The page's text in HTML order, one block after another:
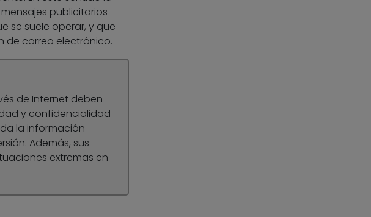
publicitarios
se suele operar, y que
de correo electrónico.
de Internet deben
y confidencialidad
la información
Además, sus
extremas en